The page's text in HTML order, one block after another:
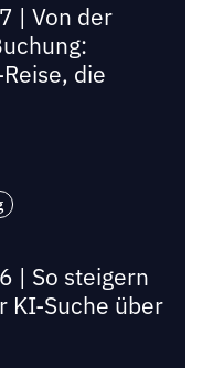
| Von der
die
| So steigern
KI-Suche über